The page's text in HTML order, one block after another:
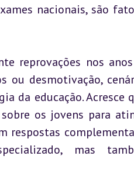
nacionais, são
reprovações nos
ou desmotivação,
da educação. Acresce
os jovens para
respostas
mas